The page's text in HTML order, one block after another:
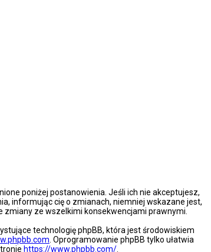
poniżej postanowienia. Jeśli ich nie akceptujesz,
informując cię o zmianach, niemniej wskazane jest,
zmiany ze wszelkimi konsekwencjami prawnymi.
technologię phpBB, która jest środowiskiem
. Oprogramowanie phpBB tylko ułatwia
https://www.phpbb.com/